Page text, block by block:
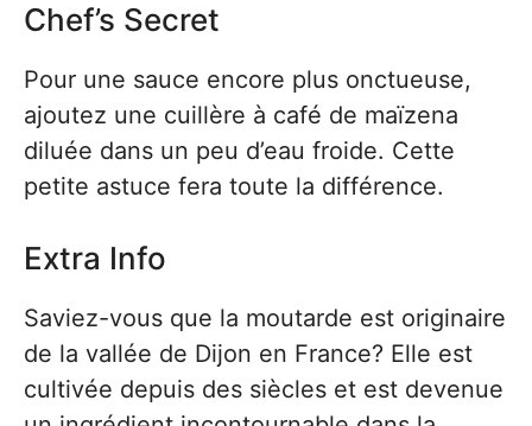
Chef’s Secret
Pour une sauce encore plus onctueuse,
ajoutez une cuillère à café de maïzena
diluée dans un peu d’eau froide. Cette
petite astuce fera toute la différence.
Extra Info
Saviez-vous que la moutarde est originaire
de la vallée de Dijon en France? Elle est
cultivée depuis des siècles et est devenue